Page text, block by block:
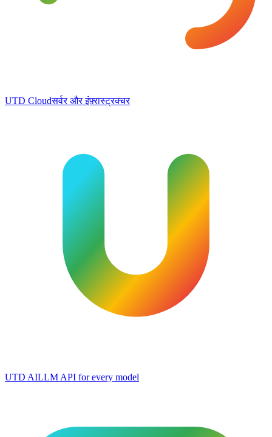
UTD Cloudसर्वर और इंफ़्रास्ट्रक्चर
UTD AILLM API for every model